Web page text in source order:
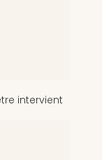
intervient